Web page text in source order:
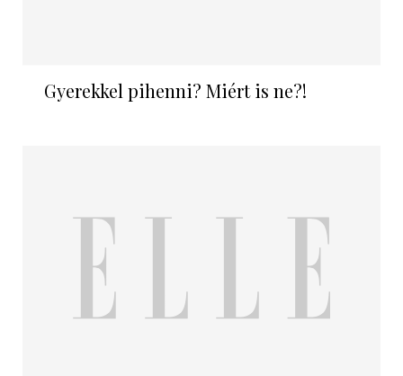
Gyerekkel pihenni? Miért is ne?!